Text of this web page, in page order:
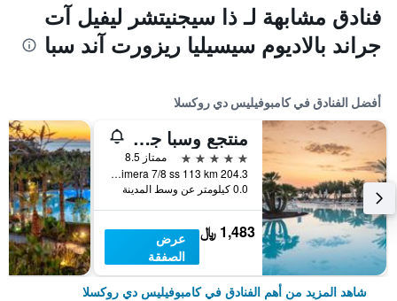
فنادق مشابهة لـ ذا سيجنيتشر ليفيل آت
جراند بالاديوم سيسيليا ريزورت آند سبا
أفضل الفنادق في كامبوفيليس دي روكسلا
منتجع وسبا جراند بالاديوم في صقلية
5 نجوم
ممتاز 8.5
Viale Himera 7/8 ss 113 km 204.3, كامبوفيليس دي روكسلا, صقلية, إيطاليا
0.0 كيلومتر عن وسط المدينة
1,483 ﷼
عرض
الصفقة
شاهد المزيد من أهم الفنادق في كامبوفيليس دي روكسلا